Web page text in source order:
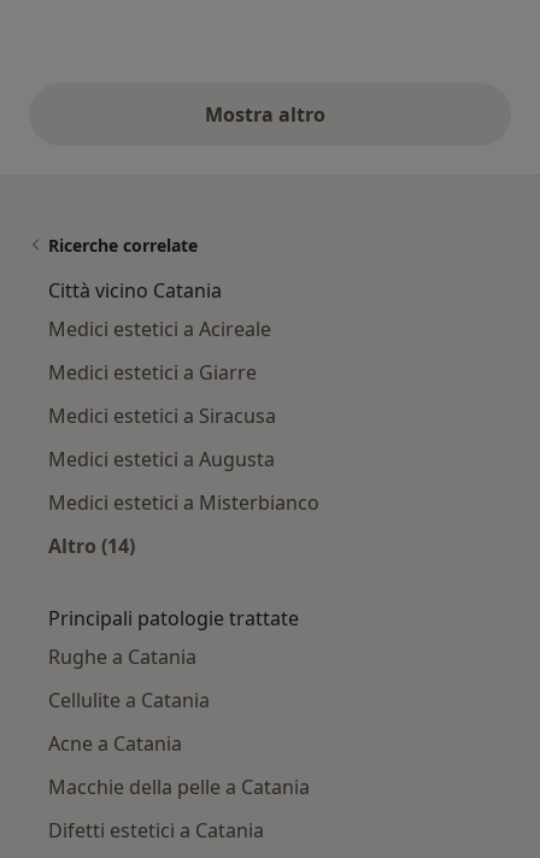
Mostra altroopinioni di cui sopra
Ricerche correlate
Città vicino Catania
Medici estetici a Acireale
Medici estetici a Giarre
Medici estetici a Siracusa
Medici estetici a Augusta
Medici estetici a Misterbianco
Altro (14)
Principali patologie trattate
Rughe a Catania
Cellulite a Catania
Acne a Catania
Macchie della pelle a Catania
Difetti estetici a Catania